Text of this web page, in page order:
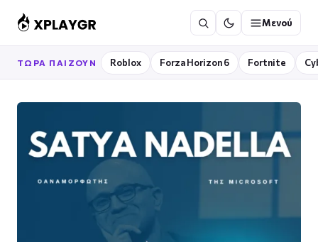
στο
περιεχόμενο
Μενού
ΤΏΡΑ ΠΑΊΖΟΥΝ Roblox Forza Horizon 6 Fortnite